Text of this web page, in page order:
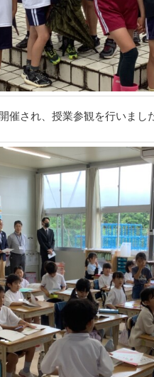
催され、授業参観を行いまし